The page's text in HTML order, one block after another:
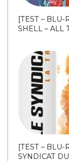
[TEST – BLU-
SHELL – ALL
[TEST – BLU-
SYNDICAT